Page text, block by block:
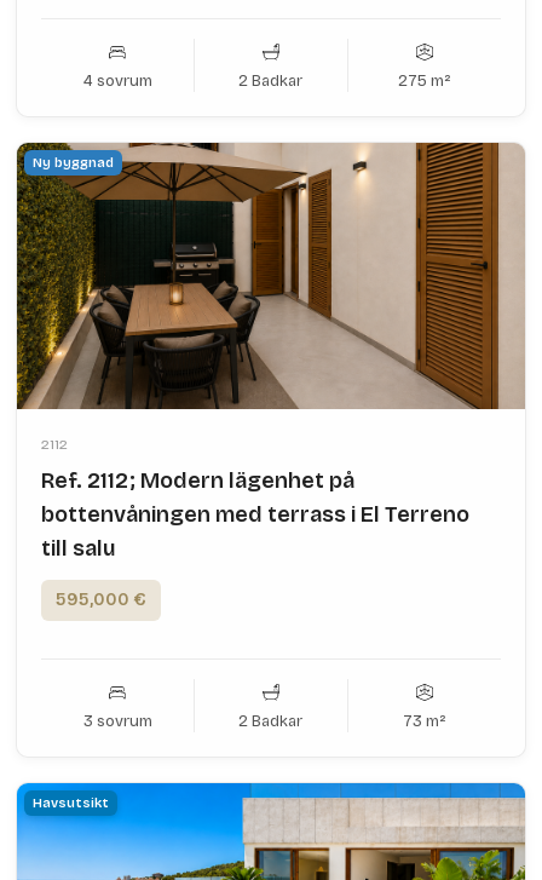
4 sovrum 2 Badkar 275 m²
Ny byggnad
2112
Ref. 2112; Modern lägenhet på
bottenvåningen med terrass i El Terreno
till salu
595,000 €
3 sovrum 2 Badkar 73 m²
Havsutsikt